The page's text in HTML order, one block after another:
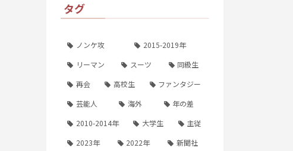
タグ
ノンケ攻
2015-2019年
リーマン
スーツ
同級生
再会
高校生
ファンタジー
芸能人
海外
年の差
2010-2014年
大学生
主従
2023年
2022年
新聞社